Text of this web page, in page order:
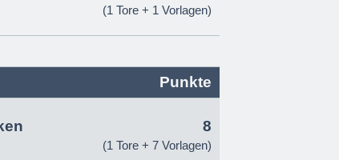
(1 Tore + 1 Vorlagen)
Punkte
8
(1 Tore + 7 Vorlagen)